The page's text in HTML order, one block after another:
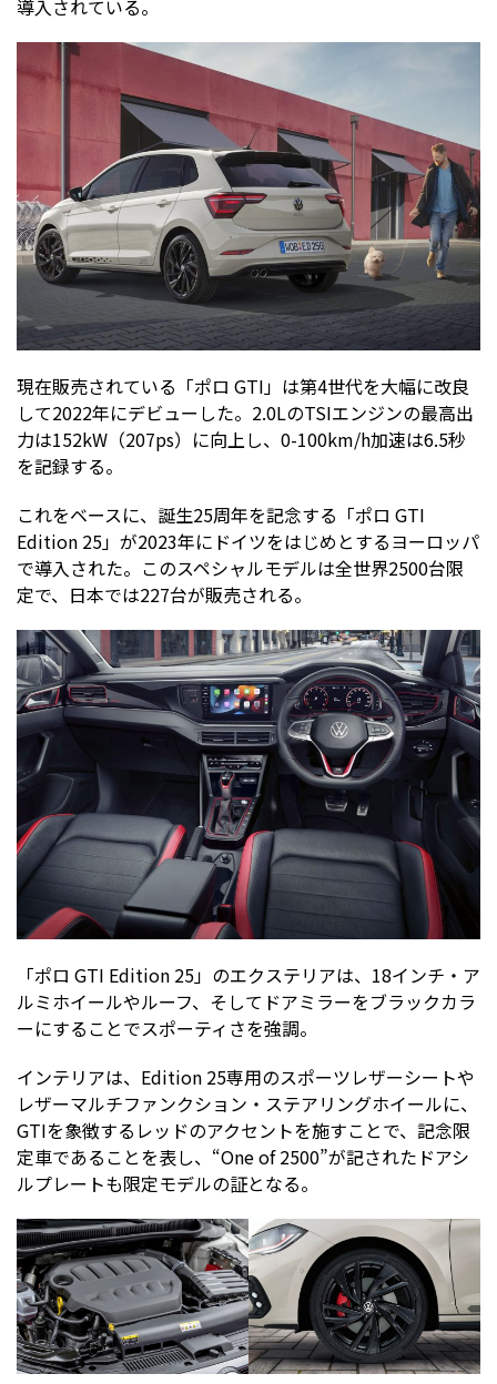
導入されている。
現在販売されている「ポロ GTI」は第4世代を大幅に改良
して2022年にデビューした。2.0LのTSIエンジンの最高出
力は152kW（207ps）に向上し、0-100km/h加速は6.5秒
を記録する。
これをベースに、誕生25周年を記念する「ポロ GTI
Edition 25」が2023年にドイツをはじめとするヨーロッパ
で導入された。このスペシャルモデルは全世界2500台限
定で、日本では227台が販売される。
「ポロ GTI Edition 25」のエクステリアは、18インチ・ア
ルミホイールやルーフ、そしてドアミラーをブラックカラ
ーにすることでスポーティさを強調。
インテリアは、Edition 25専用のスポーツレザーシートや
レザーマルチファンクション・ステアリングホイールに、
GTIを象徴するレッドのアクセントを施すことで、記念限
定車であることを表し、“One of 2500”が記されたドアシ
ルプレートも限定モデルの証となる。